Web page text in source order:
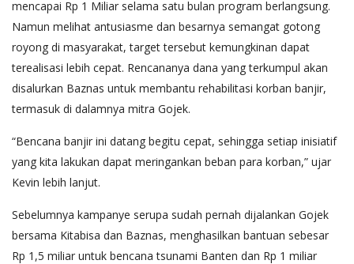
mencapai Rp 1 Miliar selama satu bulan program berlangsung.
Namun melihat antusiasme dan besarnya semangat gotong
royong di masyarakat, target tersebut kemungkinan dapat
terealisasi lebih cepat. Rencananya dana yang terkumpul akan
disalurkan Baznas untuk membantu rehabilitasi korban banjir,
termasuk di dalamnya mitra Gojek.
“Bencana banjir ini datang begitu cepat, sehingga setiap inisiatif
yang kita lakukan dapat meringankan beban para korban,” ujar
Kevin lebih lanjut.
Sebelumnya kampanye serupa sudah pernah dijalankan Gojek
bersama Kitabisa dan Baznas, menghasilkan bantuan sebesar
Rp 1,5 miliar untuk bencana tsunami Banten dan Rp 1 miliar